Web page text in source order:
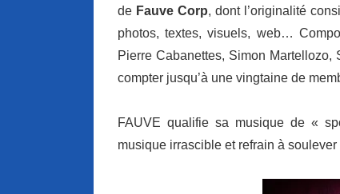
de Fauve Corp, dont l’originalité
photos, textes, visuels, web…
Pierre Cabanettes, Simon
compter jusqu’à une vingtaine de
FAUVE qualifie sa musique de «
musique irrascible et refrain à